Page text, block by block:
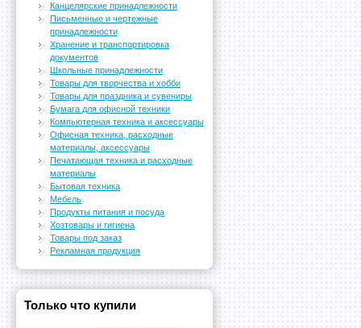
Канцелярские принадлежности
Письменные и чертежные
принадлежности
Хранение и транспортировка
документов
Школьные принадлежности
Товары для творчества и хобби
Товары для праздника и сувениры
Бумага для офисной техники
Компьютерная техника и аксессуары
Офисная техника, расходные
материалы, аксессуары
Печатающая техника и расходные
материалы
Бытовая техника
Мебель
Продукты питания и посуда
Хозтовары и гигиена
Товары под заказ
Рекламная продукция
Только что купили